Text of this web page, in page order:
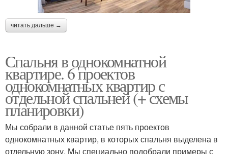
читать дальше →
Спальня в однокомнатной
квартире. 6 проектов
однокомнатных квартир с
отдельной спальней (+ схемы
планировки)
Мы собрали в данной статье пять проектов
однокомнатных квартир, в которых спальня выделена в
отдельную зону. Мы специально подобрали примеры с